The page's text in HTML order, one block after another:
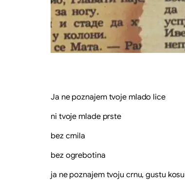
Ja ne poznajem tvoje mlado lice
ni tvoje mlade prste
bez crnila
bez ogrebotina
ja ne poznajem tvoju crnu, gustu kosu